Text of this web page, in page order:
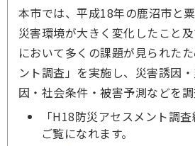
本市では、平成18年の鹿沼市と
災害環境が大きく変化したこと
において多くの課題が見られた
ント調査」を実施し、災害誘因
因・社会条件・被害予測などを
「H18防災アセスメント調
ご覧になれます。